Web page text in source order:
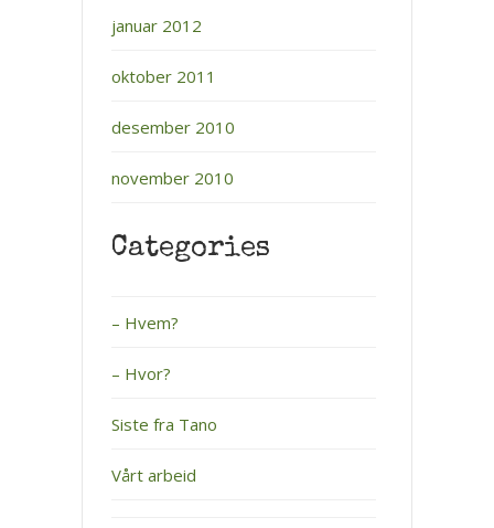
januar 2012
oktober 2011
desember 2010
november 2010
Categories
– Hvem?
– Hvor?
Siste fra Tano
Vårt arbeid